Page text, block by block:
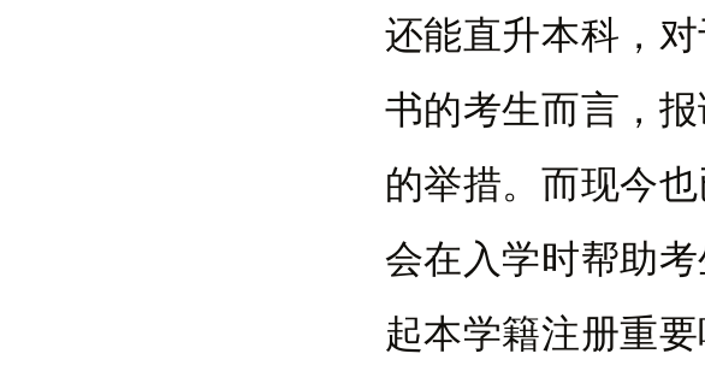
还能直升本科，
书的考生而言，
的举措。而现今
会在入学时帮助
起本学籍注册重要